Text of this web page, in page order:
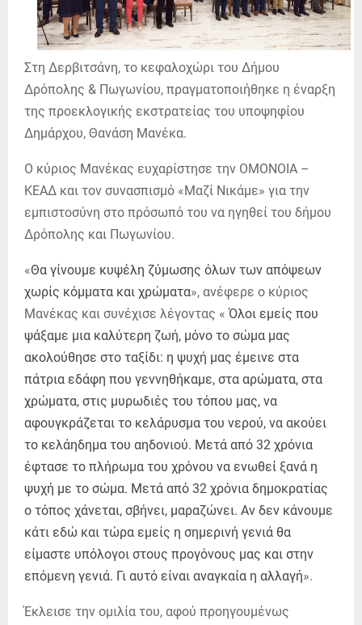
Στη Δερβιτσάνη, το κεφαλοχώρι του Δήμου
Δρόπολης & Πωγωνίου, πραγματοποιήθηκε η έναρξη
της προεκλογικής εκστρατείας του υποψηφίου
Δημάρχου, Θανάση Μανέκα.
Ο κύριος Μανέκας ευχαρίστησε την ΟΜΟΝΟΙΑ –
ΚΕΑΔ και τον συνασπισμό «Μαζί Νικάμε» για την
εμπιστοσύνη στο πρόσωπό του να ηγηθεί του δήμου
Δρόπολης και Πωγωνίου.
«Θα γίνουμε κυψέλη ζύμωσης όλων των απόψεων
χωρίς κόμματα και χρώματα», ανέφερε ο κύριος
Μανέκας και συνέχισε λέγοντας « Όλοι εμείς που
ψάξαμε μια καλύτερη ζωή, μόνο το σώμα μας
ακολούθησε στο ταξίδι: η ψυχή μας έμεινε στα
πάτρια εδάφη που γεννηθήκαμε, στα αρώματα, στα
χρώματα, στις μυρωδιές του τόπου μας, να
αφουγκράζεται το κελάρυσμα του νερού, να ακούει
το κελάηδημα του αηδονιού. Μετά από 32 χρόνια
έφτασε το πλήρωμα του χρόνου να ενωθεί ξανά η
ψυχή με το σώμα. Μετά από 32 χρόνια δημοκρατίας
ο τόπος χάνεται, σβήνει, μαραζώνει. Αν δεν κάνουμε
κάτι εδώ και τώρα εμείς η σημερινή γενιά θα
είμαστε υπόλογοι στους προγόνους μας και στην
επόμενη γενιά. Γι αυτό είναι αναγκαία η αλλαγή».
Έκλεισε την ομιλία του, αφού προηγουμένως